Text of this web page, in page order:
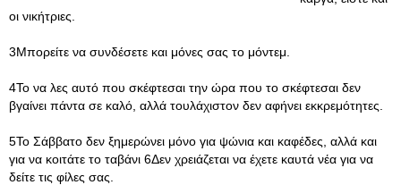
οι νικήτριες.
3Μπορείτε να συνδέσετε και μόνες σας το μόντεμ.
4Το να λες αυτό που σκέφτεσαι την ώρα που το σκέφτεσαι δεν
βγαίνει πάντα σε καλό, αλλά τουλάχιστον δεν αφήνει εκκρεμότητες.
5Το Σάββατο δεν ξημερώνει μόνο για ψώνια και καφέδες, αλλά και
για να κοιτάτε το ταβάνι 6Δεν χρειάζεται να έχετε καυτά νέα για να
δείτε τις φίλες σας.